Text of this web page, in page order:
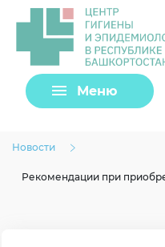
Меню
Новости
Рекомендации при
Клещи